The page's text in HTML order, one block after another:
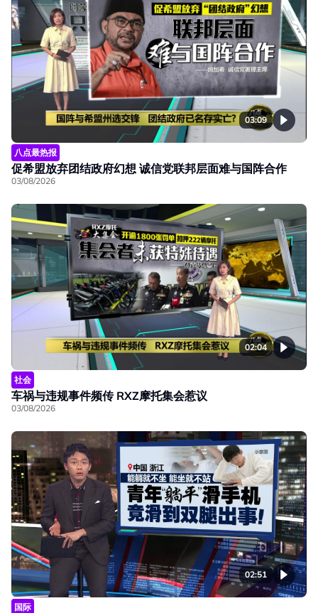
03:09
八点最热报
促希盟放弃团结政府幻想 诚信党联邦层面难与国阵合作
03/08/2026
02:04
社会
车祸与违规事件频传 RXZ摩托集会惹议
03/08/2026
02:51
国际